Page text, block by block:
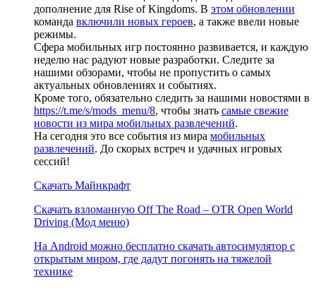
дополнение для Rise of Kingdoms. В этом обновлении
команда включили новых героев, а также ввели новые
режимы.
Сфера мобильных игр постоянно развивается, и каждую
неделю нас радуют новые разработки. Следите за
нашими обзорами, чтобы не пропустить о самых
актуальных обновлениях и событиях.
Кроме того, обязательно следить за нашими новостями в
https://t.me/s/mods_menu/8, чтобы знать самые свежие
новости из мира мобильных развлечений.
На сегодня это все события из мира мобильных
развлечений. До скорых встреч и удачных игровых
сессий!
Скачать Майнкрафт
Скачать взломанную Off The Road – OTR Open World
Driving (Мод меню)
На Android можно бесплатно скачать автосимулятор с
открытым миром, где дадут погонять на тяжелой
технике